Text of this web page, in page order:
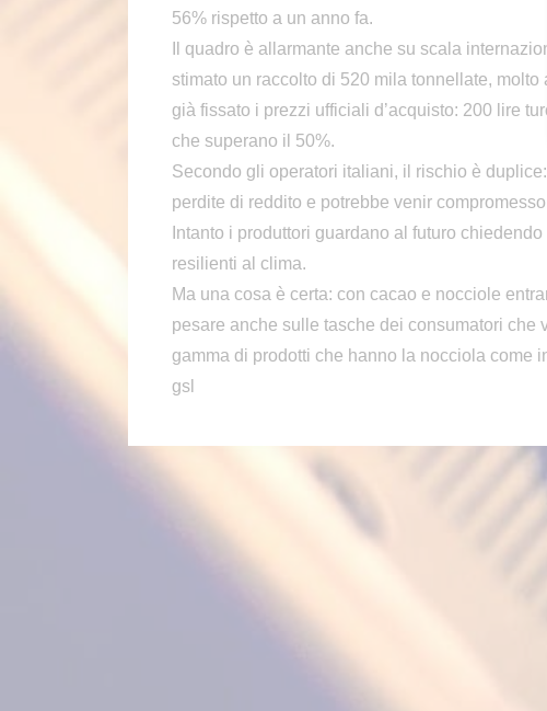
56% rispetto a un anno fa.
Il quadro è allarmante anche su scala
stimato un raccolto di 520 mila tonnellate, molto
già fissato i prezzi ufficiali d’acquisto: 200 lire
che superano il 50%.
Secondo gli operatori italiani, il rischio è
perdite di reddito e potrebbe venir
Intanto i produttori guardano al futuro
resilienti al clima.
Ma una cosa è certa: con cacao e nocciole
pesare anche sulle tasche dei consumatori che
gamma di prodotti che hanno la nocciola come
gsl